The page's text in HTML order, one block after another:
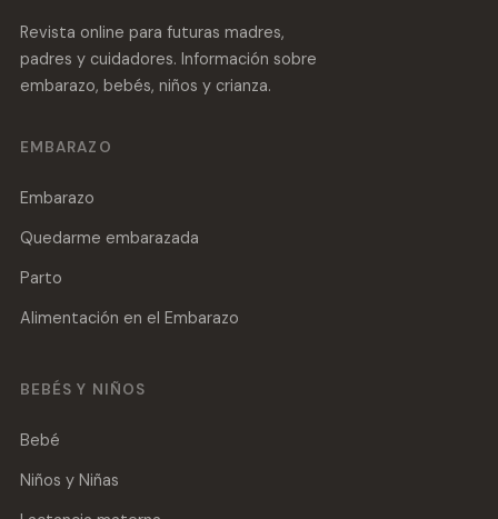
Revista online para futuras madres,
padres y cuidadores. Información sobre
embarazo, bebés, niños y crianza.
EMBARAZO
Embarazo
Quedarme embarazada
Parto
Alimentación en el Embarazo
BEBÉS Y NIÑOS
Bebé
Niños y Niñas